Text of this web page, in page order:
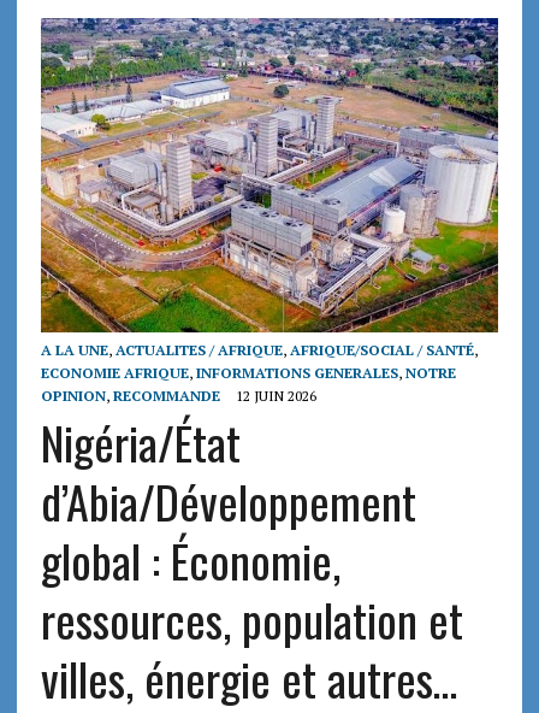
A LA UNE, ACTUALITES / AFRIQUE, AFRIQUE/SOCIAL / SANTÉ,
ECONOMIE AFRIQUE, INFORMATIONS GENERALES, NOTRE
OPINION, RECOMMANDE 12 JUIN 2026
Nigéria/État
d’Abia/Développement
global : Économie,
ressources, population et
villes, énergie et autres…